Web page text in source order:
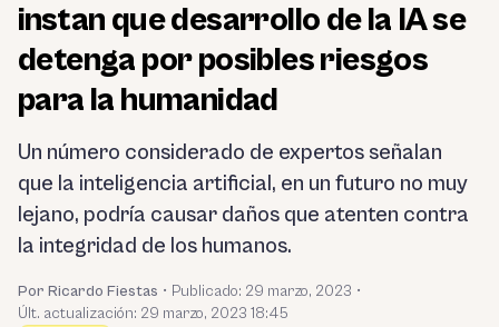
instan que desarrollo de la IA se
detenga por posibles riesgos
para la humanidad
Un número considerado de expertos señalan
que la inteligencia artificial, en un futuro no muy
lejano, podría causar daños que atenten contra
la integridad de los humanos.
Por Ricardo Fiestas • Publicado: 29 marzo, 2023 •
Últ. actualización: 29 marzo, 2023 18:45